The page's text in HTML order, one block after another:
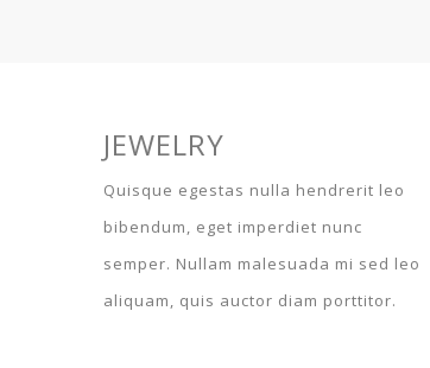
JEWELRY
Quisque egestas nulla hendrerit leo
bibendum, eget imperdiet nunc
semper. Nullam malesuada mi sed leo
aliquam, quis auctor diam porttitor.